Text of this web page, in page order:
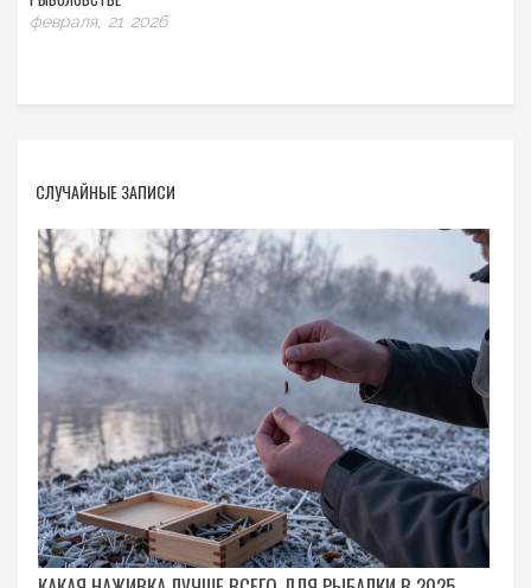
февраля, 21 2026
СЛУЧАЙНЫЕ ЗАПИСИ